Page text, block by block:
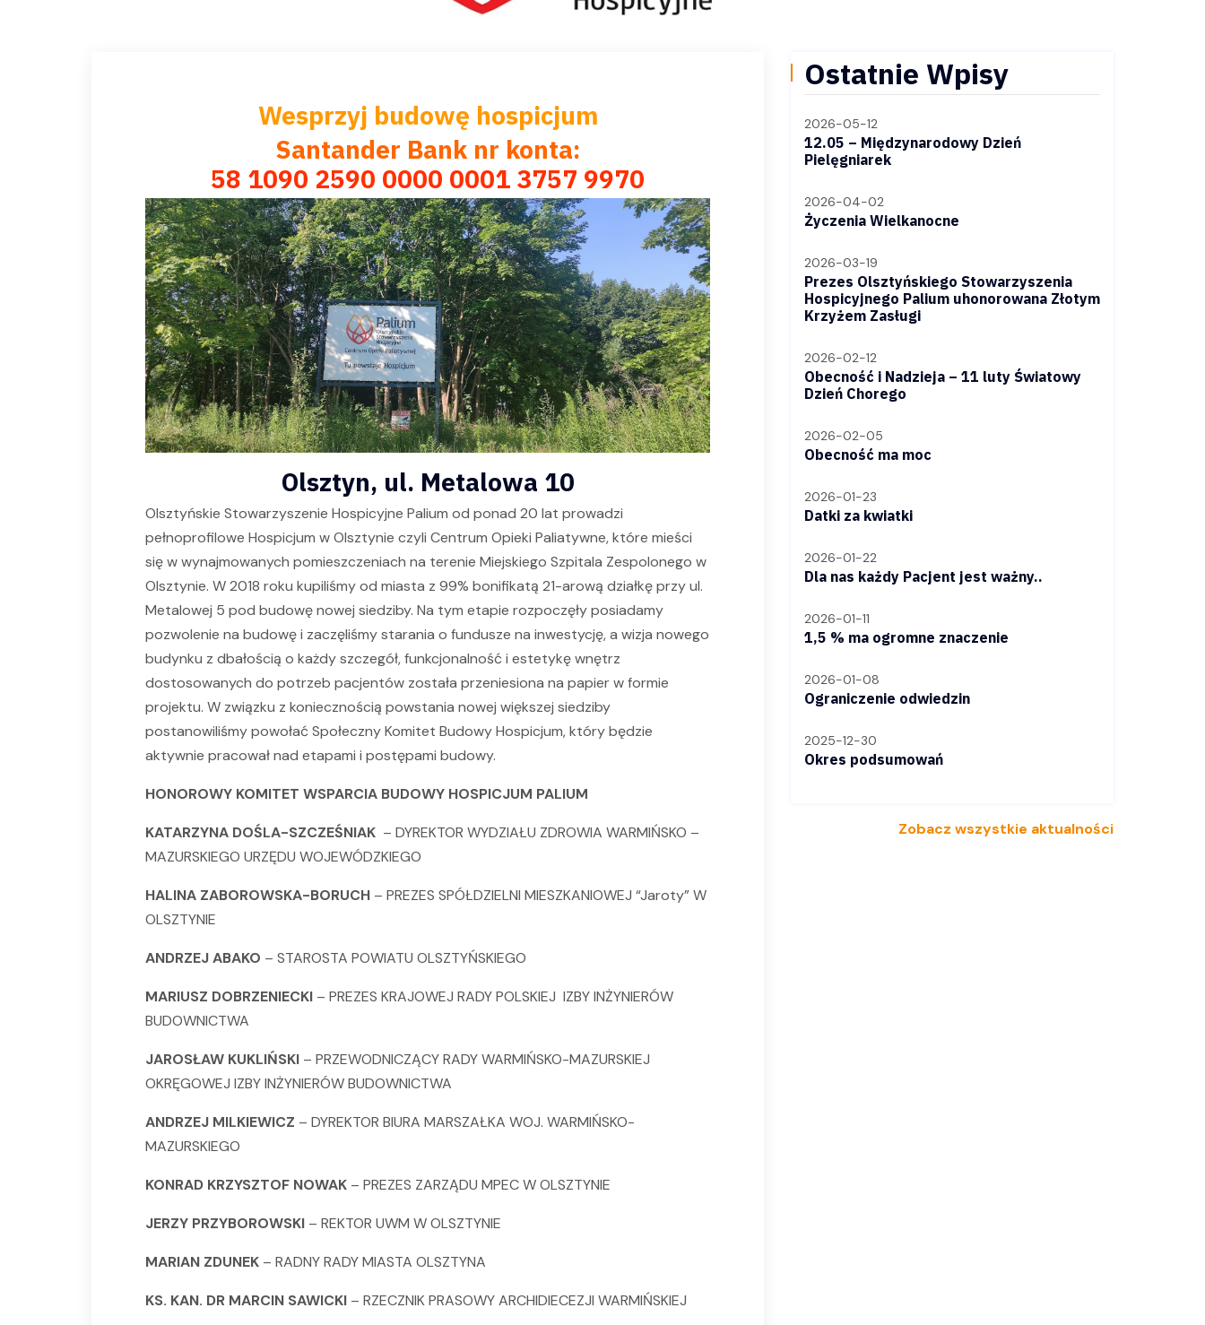
Wesprzyj budowę hospicjum
Santander Bank nr konta:
58 1090 2590 0000 0001 3757 9970
Olsztyn, ul. Metalowa 10
Olsztyńskie Stowarzyszenie Hospicyjne Palium od ponad 20 lat prowadzi
pełnoprofilowe Hospicjum w Olsztynie czyli Centrum Opieki Paliatywne, które mieści
się w wynajmowanych pomieszczeniach na terenie Miejskiego Szpitala Zespolonego w
Olsztynie. W 2018 roku kupiliśmy od miasta z 99% bonifikatą 21-arową działkę przy ul.
Metalowej 5 pod budowę nowej siedziby. Na tym etapie rozpoczęły posiadamy
pozwolenie na budowę i zaczęliśmy starania o fundusze na inwestycję, a wizja nowego
budynku z dbałością o każdy szczegół, funkcjonalność i estetykę wnętrz
dostosowanych do potrzeb pacjentów została przeniesiona na papier w formie
projektu. W związku z koniecznością powstania nowej większej siedziby
postanowiliśmy powołać Społeczny Komitet Budowy Hospicjum, który będzie
aktywnie pracował nad etapami i postępami budowy.
HONOROWY KOMITET WSPARCIA BUDOWY HOSPICJUM PALIUM
KATARZYNA DOŚLA-SZCZEŚNIAK – DYREKTOR WYDZIAŁU ZDROWIA WARMIŃSKO –
MAZURSKIEGO URZĘDU WOJEWÓDZKIEGO
HALINA ZABOROWSKA-BORUCH – PREZES SPÓŁDZIELNI MIESZKANIOWEJ “Jaroty” W
OLSZTYNIE
ANDRZEJ ABAKO – STAROSTA POWIATU OLSZTYŃSKIEGO
MARIUSZ DOBRZENIECKI – PREZES KRAJOWEJ RADY POLSKIEJ IZBY INŻYNIERÓW
BUDOWNICTWA
JAROSŁAW KUKLIŃSKI – PRZEWODNICZĄCY RADY WARMIŃSKO-MAZURSKIEJ
OKRĘGOWEJ IZBY INŻYNIERÓW BUDOWNICTWA
ANDRZEJ MILKIEWICZ – DYREKTOR BIURA MARSZAŁKA WOJ. WARMIŃSKO-
MAZURSKIEGO
KONRAD KRZYSZTOF NOWAK – PREZES ZARZĄDU MPEC W OLSZTYNIE
JERZY PRZYBOROWSKI – REKTOR UWM W OLSZTYNIE
MARIAN ZDUNEK – RADNY RADY MIASTA OLSZTYNA
KS. KAN. DR MARCIN SAWICKI – RZECZNIK PRASOWY ARCHIDIECEZJI WARMIŃSKIEJ
Ostatnie Wpisy
2026-05-12
12.05 – Międzynarodowy Dzień
Pielęgniarek
2026-04-02
Życzenia Wielkanocne
2026-03-19
Prezes Olsztyńskiego Stowarzyszenia
Hospicyjnego Palium uhonorowana Złotym
Krzyżem Zasługi
2026-02-12
Obecność i Nadzieja – 11 luty Światowy
Dzień Chorego
2026-02-05
Obecność ma moc
2026-01-23
Datki za kwiatki
2026-01-22
Dla nas każdy Pacjent jest ważny..
2026-01-11
1,5 % ma ogromne znaczenie
2026-01-08
Ograniczenie odwiedzin
2025-12-30
Okres podsumowań
Zobacz wszystkie aktualności